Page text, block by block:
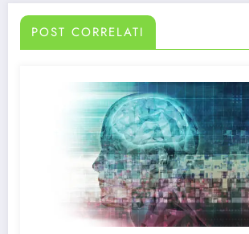
POST CORRELATI